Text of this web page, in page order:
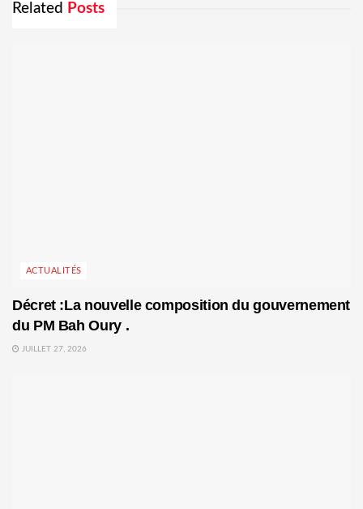
Related Posts
ACTUALITÉS
Décret :La nouvelle composition du gouvernement
du PM Bah Oury .
JUILLET 27, 2026